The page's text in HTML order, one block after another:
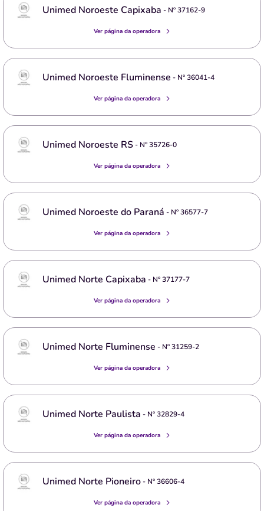
Unimed Noroeste Capixaba - Nº37162-9
Ver página da operadora
Unimed Noroeste Fluminense - Nº36041-4
Ver página da operadora
Unimed Noroeste RS- Nº35726-0
Ver página da operadora
Unimed Noroeste do Paraná - Nº36577-7
Ver página da operadora
Unimed Norte Capixaba - Nº37177-7
Ver página da operadora
Unimed Norte Fluminense - Nº31259-2
Ver página da operadora
Unimed Norte Paulista - Nº32829-4
Ver página da operadora
Unimed Norte Pioneiro- Nº36606-4
Ver página da operadora